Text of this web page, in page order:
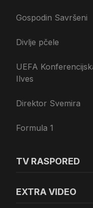
Gospodin Savršeni
Divlje pčele
UEFA
Ilves
Direktor Svemira
Formula 1
TV RASPORED
EXTRA VIDEO